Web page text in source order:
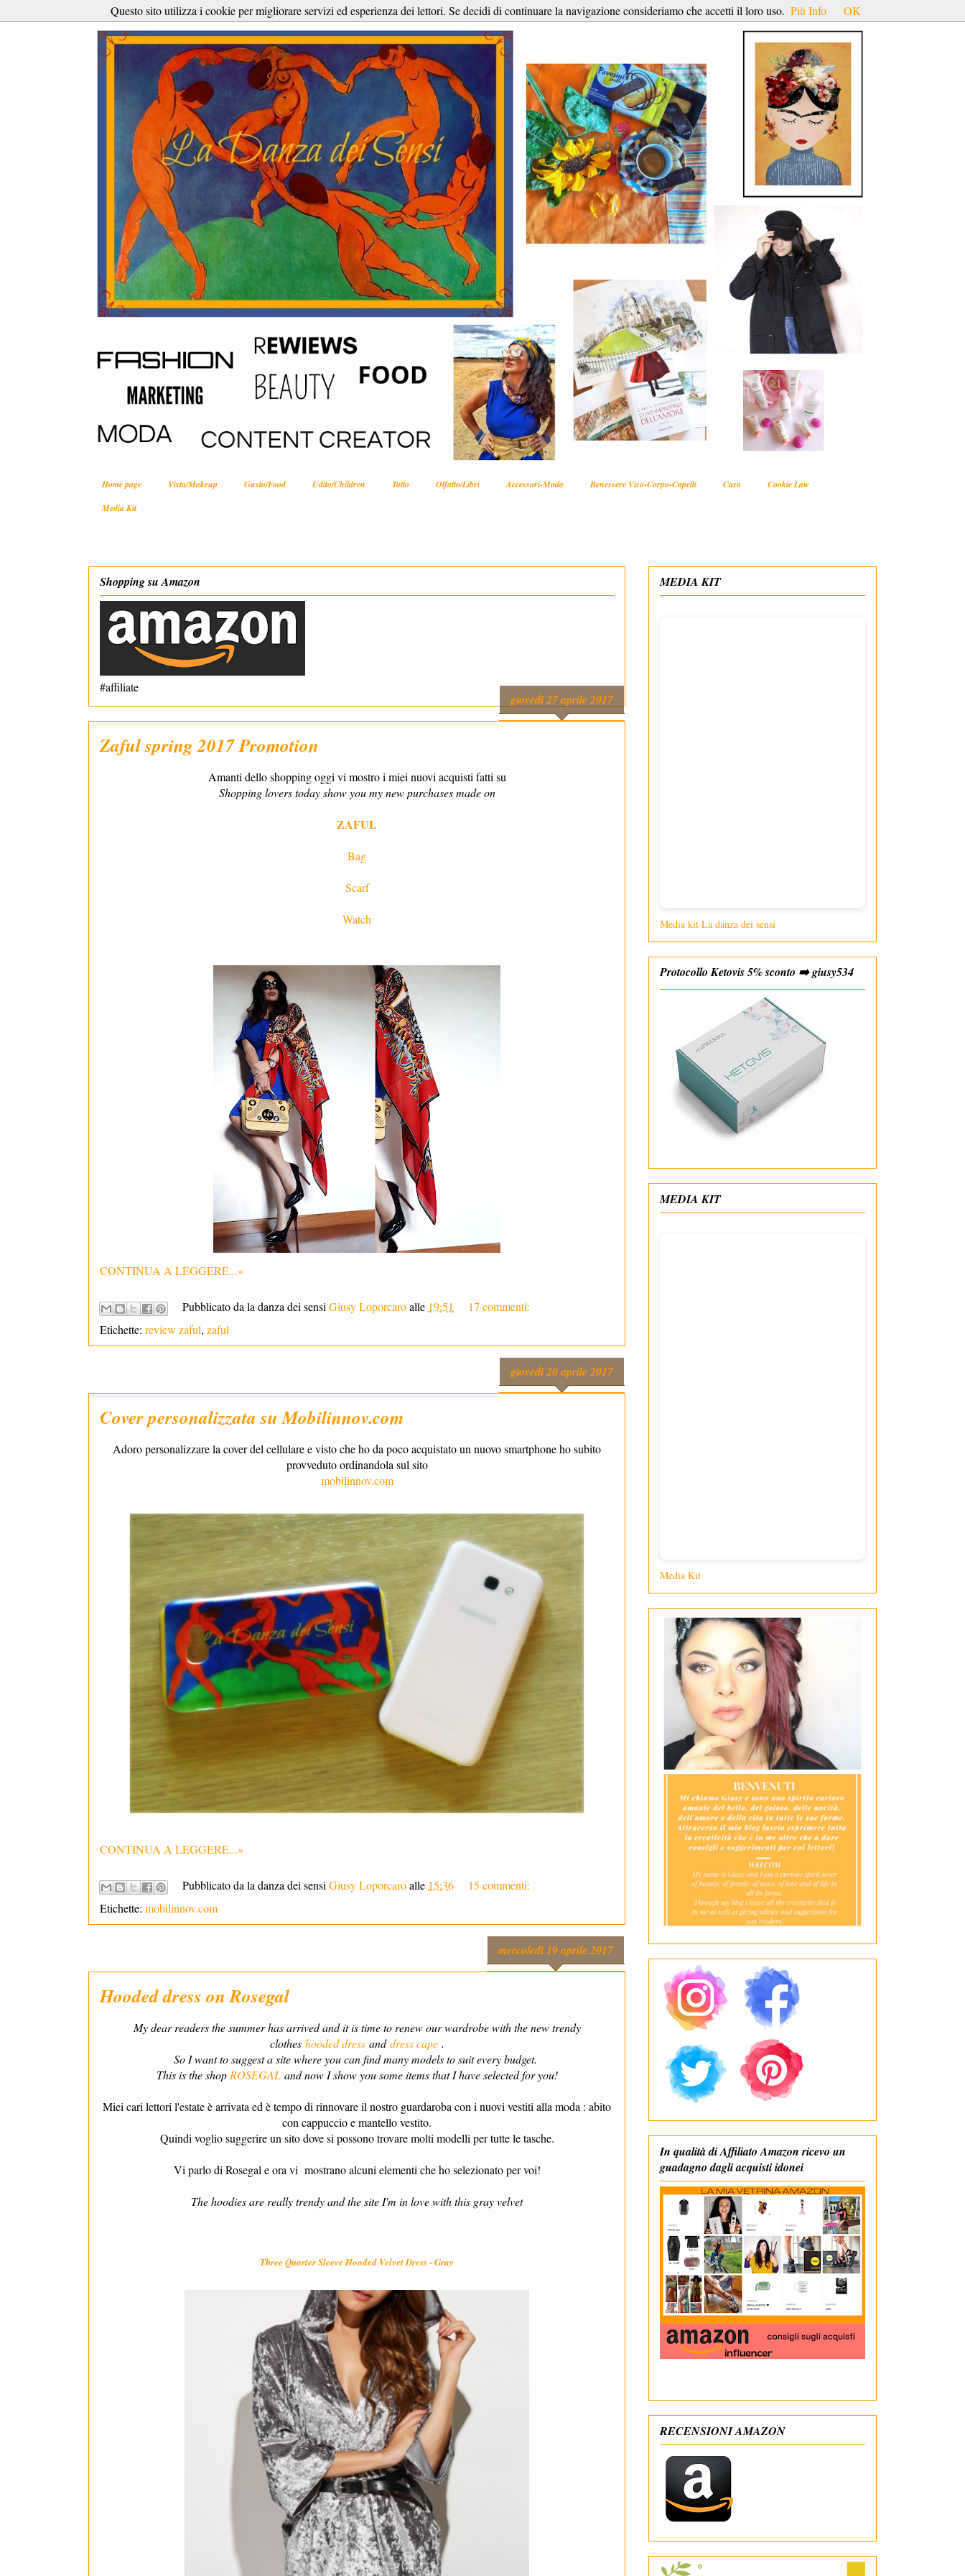
Home page Vista/Makeup Gusto/Food Udito/Children Tatto Olfatto/Libri Accessori-Moda Benessere Viso-Corpo-Capelli Casa
Cookie Law
Media Kit
Shopping su Amazon
#affiliate
giovedì 27 aprile 2017
Zaful spring 2017 Promotion
Amanti dello shopping oggi vi mostro i miei nuovi acquisti fatti su
Shopping lovers today show you my new purchases made on
ZAFUL
Bag
Scarf
Watch
CONTINUA A LEGGERE...»
Pubblicato da la danza dei sensi Giusy Loporcaroalle 19:51
17 commenti:
Etichette: review zaful, zaful
giovedì 20 aprile 2017
Cover personalizzata su Mobilinnov.com
Adoro personalizzare la cover del cellulare e visto che ho da poco acquistato un nuovo smartphone ho subito
provveduto ordinandola sul sito
mobilinnov.com
CONTINUA A LEGGERE...»
Pubblicato da la danza dei sensi Giusy Loporcaroalle 15:36
15 commenti:
Etichette: mobilinnov.com
mercoledì 19 aprile 2017
Hooded dress on Rosegal
My dear readers the summer has arrived and it is time to renew our wardrobe with the new trendy
clothes hooded dressanddress cape.
So I want to suggest a site where you can find many models to suit every budget.
This is the shopROSEGALand now I show you some items that I have selected for you!
Miei cari lettori l'estate è arrivata ed è tempo di rinnovare il nostro guardaroba con i nuovi vestiti alla moda : abito
con cappuccio e mantello vestito.
Quindi voglio suggerire un sito dove si possono trovare molti modelli per tutte le tasche.
Vi parlo di Rosegal e ora vi mostrano alcuni elementi che ho selezionato per voi!
The hoodies are really trendy and the site I'm in love with this gray velvet
Three Quarter Sleeve Hooded Velvet Dress - Gray
MEDIA KIT
Media kit La danza dei sensi
Protocollo Ketovis 5% sconto ➡️ giusy534
MEDIA KIT
Media Kit
In qualità di Affiliato Amazon ricevo un
guadagno dagli acquisti idonei
RECENSIONI AMAZON
Questo sito utilizza i cookie per migliorare servizi ed esperienza dei lettori. Se decidi di continuare la navigazione consideriamo che accetti il loro uso. Più Info OK